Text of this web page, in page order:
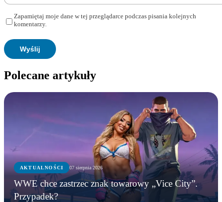
Zapamiętaj moje dane w tej przeglądarce podczas pisania kolejnych
komentarzy.
Polecane artykuły
AKTUALNOŚCI 07 sierpnia 2026
WWE chce zastrzec znak towarowy „Vice City”.
Przypadek?